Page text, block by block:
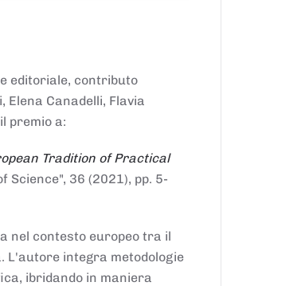
editoriale, contributo
Canadelli, Flavia
premio a:
Tradition of Practical
36 (2021), pp. 5-
nel contesto europeo tra il
L'autore integra metodologie
ibridando in maniera